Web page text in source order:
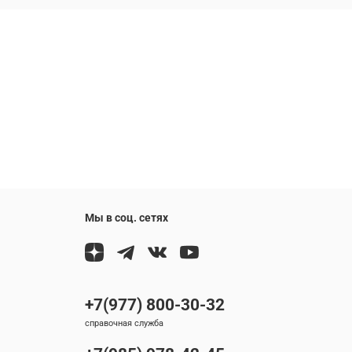
Мы в соц. сетях
+7(977) 800-30-32
справочная служба